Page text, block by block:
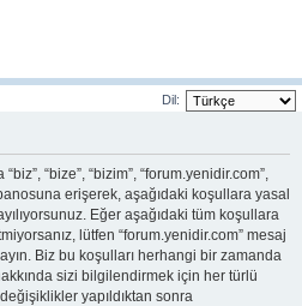
Dil:
“bize”, “bizim”, “forum.yenidir.com”,
erişerek, aşağıdaki koşullara yasal
Eğer aşağıdaki tüm koşullara
lütfen “forum.yenidir.com” mesaj
Biz bu koşulları herhangi bir zamanda
sizi bilgilendirmek için her türlü
yapıldıktan sonra